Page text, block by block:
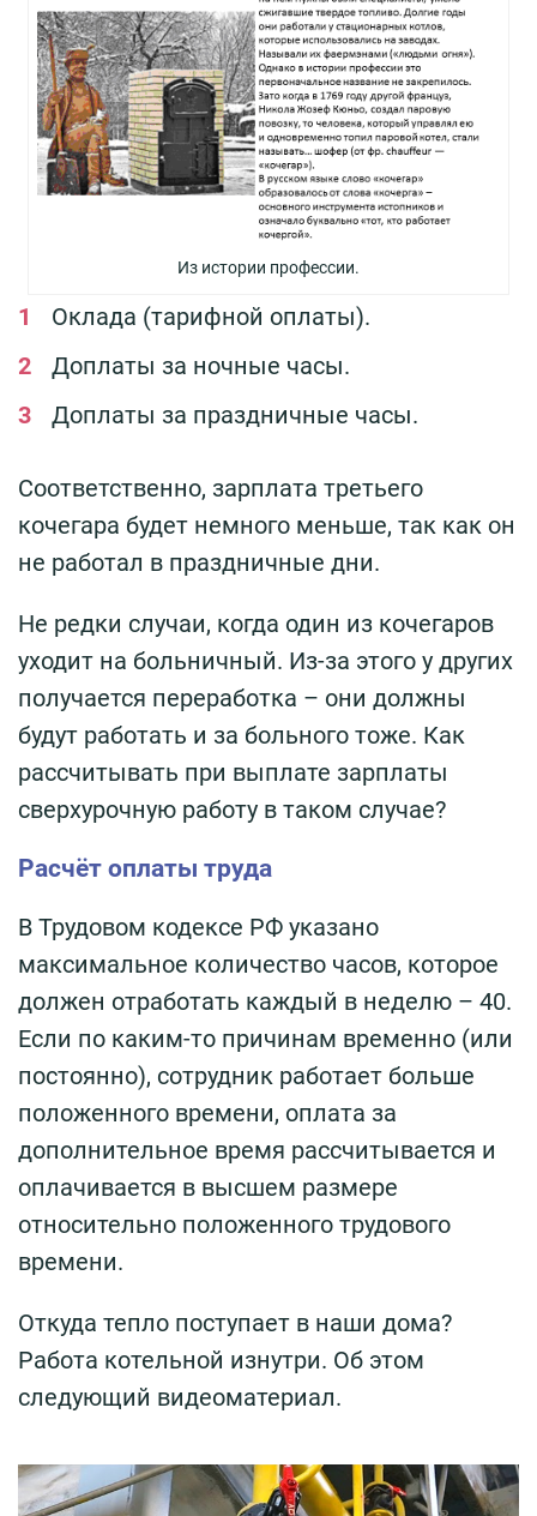
Из истории профессии.
Оклада (тарифной оплаты).
Доплаты за ночные часы.
Доплаты за праздничные часы.
Соответственно, зарплата третьего
кочегара будет немного меньше, так как он
не работал в праздничные дни.
Не редки случаи, когда один из кочегаров
уходит на больничный. Из-за этого у других
получается переработка – они должны
будут работать и за больного тоже. Как
рассчитывать при выплате зарплаты
сверхурочную работу в таком случае?
Расчёт оплаты труда
В Трудовом кодексе РФ указано
максимальное количество часов, которое
должен отработать каждый в неделю – 40.
Если по каким-то причинам временно (или
постоянно), сотрудник работает больше
положенного времени, оплата за
дополнительное время рассчитывается и
оплачивается в высшем размере
относительно положенного трудового
времени.
Откуда тепло поступает в наши дома?
Работа котельной изнутри. Об этом
следующий видеоматериал.